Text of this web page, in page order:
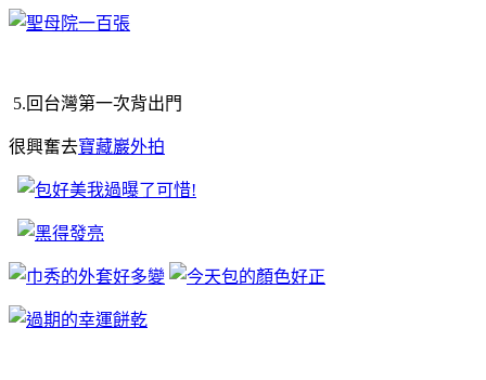
5.回台灣第一次背出門
很興奮去寶藏巖外拍